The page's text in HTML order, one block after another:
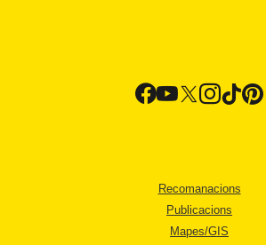
Recomanacions
Publicacions
Mapes/GIS